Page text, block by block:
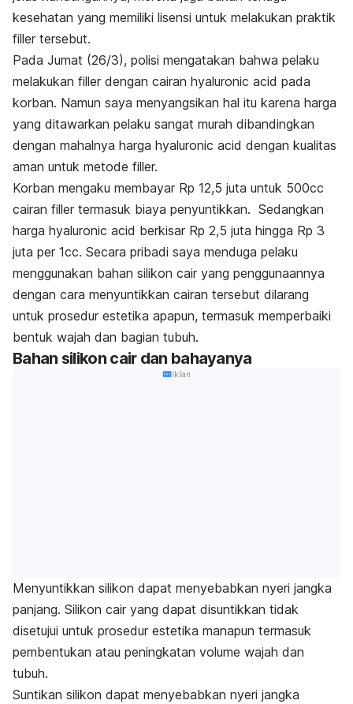
kesehatan yang memiliki lisensi untuk melakukan praktik
filler tersebut.
Pada Jumat (26/3), polisi mengatakan bahwa pelaku
melakukan filler dengan cairan hyaluronic acid pada
korban. Namun saya menyangsikan hal itu karena harga
yang ditawarkan pelaku sangat murah dibandingkan
dengan mahalnya harga hyaluronic acid dengan kualitas
aman untuk metode filler.
Korban mengaku membayar Rp 12,5 juta untuk 500cc
cairan filler termasuk biaya penyuntikkan. Sedangkan
harga hyaluronic acid berkisar Rp 2,5 juta hingga Rp 3
juta per 1cc. Secara pribadi saya menduga pelaku
menggunakan bahan silikon cair yang penggunaannya
dengan cara menyuntikkan cairan tersebut dilarang
untuk prosedur estetika apapun, termasuk memperbaiki
bentuk wajah dan bagian tubuh.
Bahan silikon cair dan bahayanya
Iklan
Menyuntikkan silikon dapat menyebabkan nyeri jangka
panjang. Silikon cair yang dapat disuntikkan tidak
disetujui untuk prosedur estetika manapun termasuk
pembentukan atau peningkatan volume wajah dan
tubuh.
Suntikan silikon dapat menyebabkan nyeri jangka